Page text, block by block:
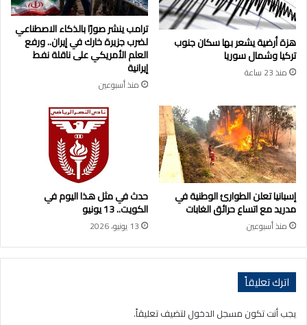
هزة أرضية يشعر بها سكان جنوب
تركيا وشمال سوريا
منذ 23 ساعة
ترامب ينشر صورًا بالذكاء الاصطناعي
لضرب جزيرة خارك في إيران.. ورفع
العلم الأمريكي على ناقلة نفط
إيرانية
منذ أسبوعين
إسبانيا تعلن الطوارئ الوطنية في
مدريد مع اتساع حرائق الغابات
منذ أسبوعين
حدث في مثل هذا اليوم في
الكويت.. 13 يونيو
13 يونيو، 2026
اترك تعليقاً
يجب أنت تكون مسجل الدخول لتضيف تعليقاً.